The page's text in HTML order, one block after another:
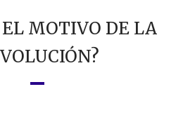
EL MOTIVO DE LA